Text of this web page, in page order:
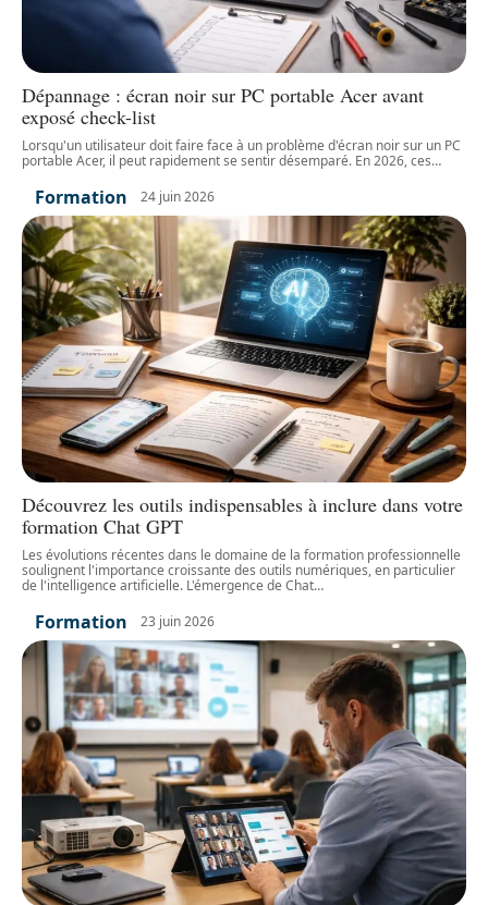
Dépannage : écran noir sur PC portable Acer avant
exposé check-list
Lorsqu'un utilisateur doit faire face à un problème d'écran noir sur un PC
portable Acer, il peut rapidement se sentir désemparé. En 2026, ces…
Formation 24 juin 2026
Découvrez les outils indispensables à inclure dans votre
formation Chat GPT
Les évolutions récentes dans le domaine de la formation professionnelle
soulignent l'importance croissante des outils numériques, en particulier
de l'intelligence artificielle. L'émergence de Chat…
Formation 23 juin 2026